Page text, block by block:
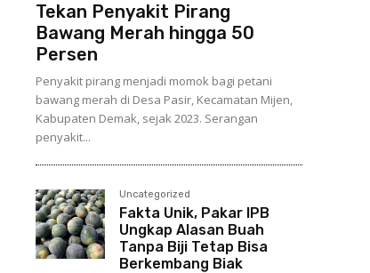
Tekan Penyakit Pirang
Bawang Merah hingga 50
Persen
Penyakit pirang menjadi momok bagi petani
bawang merah di Desa Pasir, Kecamatan Mijen,
Kabupaten Demak, sejak 2023. Serangan
penyakit...
Uncategorized
Fakta Unik, Pakar IPB
Ungkap Alasan Buah
Tanpa Biji Tetap Bisa
Berkembang Biak